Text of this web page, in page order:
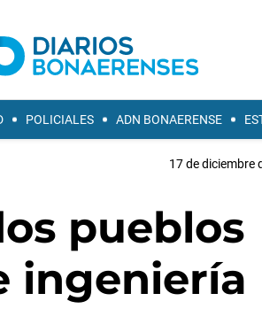
POLICIALES ADN BONAERENSE
17 de diciembre
pueblos
ingeniería